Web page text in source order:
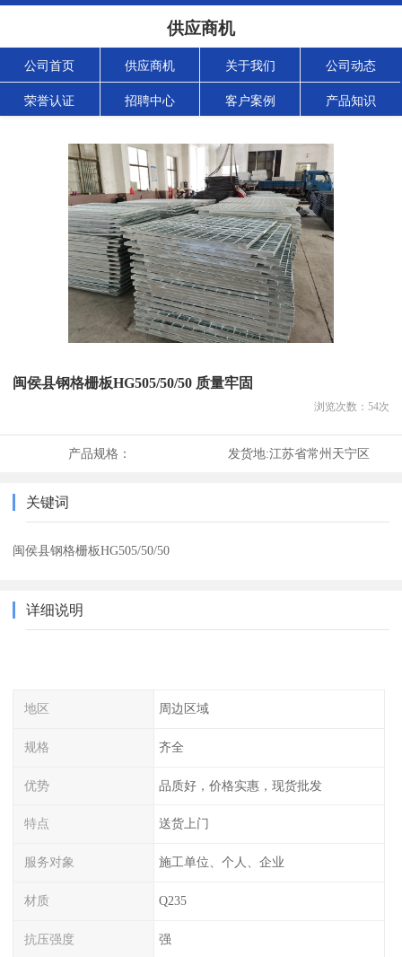
供应商机
公司首页 供应商机 关于我们 公司动态
荣誉认证 招聘中心 客户案例 产品知识
闽侯县钢格栅板HG505/50/50 质量牢固
浏览次数： 54次
产品规格： 发货地:江苏省常州天宁区
关键词
闽侯县钢格栅板HG505/50/50
详细说明
地区 周边区域
规格 齐全
优势 品质好，价格实惠，现货批发
特点 送货上门
服务对象 施工单位、个人、企业
材质 Q235
抗压强度 强